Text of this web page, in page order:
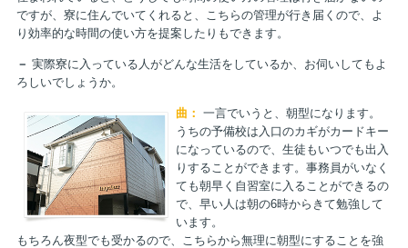
ですが、寮に住んでいてくれると、こちらの管理が行き届くので、よ
り効率的な時間の使い方を提案したりもできます。
－ 実際寮に入っている人がどんな生活をしているか、お伺いしてもよ
ろしいでしょうか。
曲： 一言でいうと、朝型になります。
うちの予備校は入口のカギがカードキー
になっているので、生徒もいつでも出入
りすることができます。事務員がいなく
ても朝早く自習室に入ることができるの
で、早い人は朝の6時からきて勉強して
います。
もちろん夜型でも受かるので、こちらから無理に朝型にすることを強